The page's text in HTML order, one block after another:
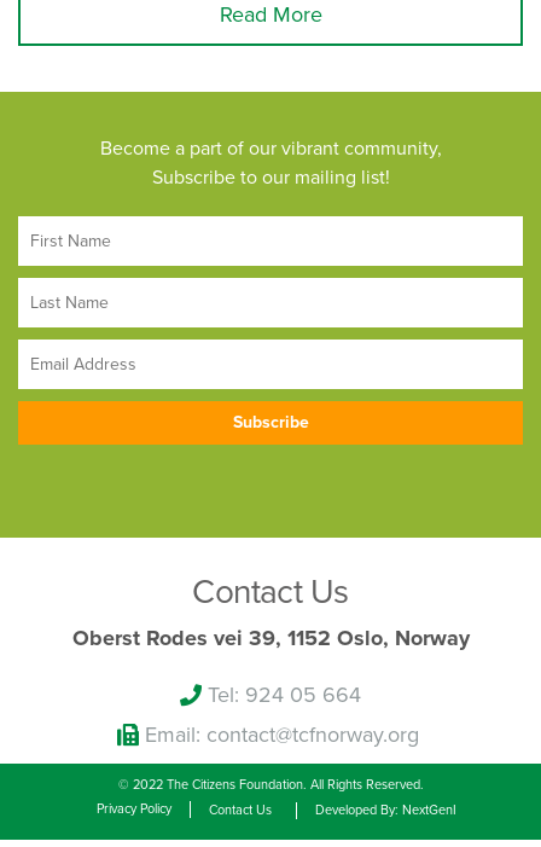
Read More
Become a part of our vibrant community,
Subscribe to our mailing list!
Contact Us
Oberst Rodes vei 39, 1152 Oslo, Norway
Tel: 924 05 664
Email: contact@tcfnorway.org
© 2022 The Citizens Foundation. All Rights Reserved.
Privacy Policy
Contact Us Developed By: NextGenI